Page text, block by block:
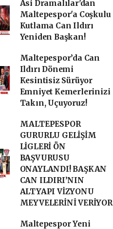
Asi Dramalılar'dan
Maltepespor'a Coşkulu
Kutlama Can Ildırı
Yeniden Başkan!
Maltepespor’da Can
Ildırı Dönemi
Kesintisiz Sürüyor
Emniyet Kemerlerinizi
Takın, Uçuyoruz!
MALTEPESPOR
GURURLU GELİŞİM
LİGLERİ ÖN
BAŞVURUSU
ONAYLANDI! BAŞKAN
CAN ILDIRI’NIN
ALTYAPI VİZYONU
MEYVELERİNİ VERİYOR
Maltepespor Yeni